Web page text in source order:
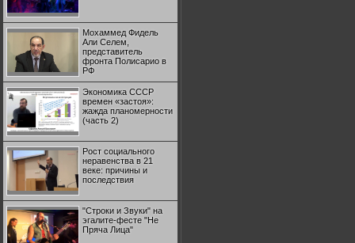
Мохаммед Фидель
Али Селем,
представитель
фронта Полисарио в
РФ
Экономика СССР
времен «застоя»:
жажда планомерности
(часть 2)
Рост социального
неравенства в 21
веке: причины и
последствия
"Строки и Звуки" на
эгалите-фесте "Не
Пряча Лица"